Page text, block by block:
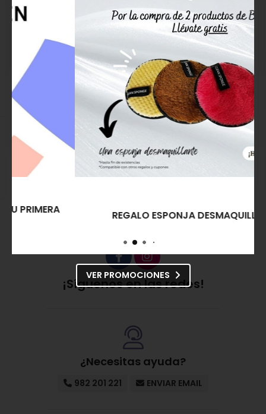
Thuya Esmalte
Permanente Gel On-Off
B.Color Nº 21 Wish
14,00€
Comprar
Thuya Esmalte
Permanente Gel On-Off
19,90€
Comprar
¡Síguenos en las redes!
¿Necesitas ayuda?
982 201 221 ENVIAR EMAIL
REGALO ESPONJA DESMAQUILLANTE
VER PROMOCIONES